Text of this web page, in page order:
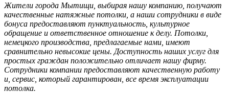
Жители города Мытищи, выбирая нашу компанию, получают
качественные натяжные потолки, а наши сотрудники в виде
бонуса предоставляют пунктуальность, культурное
обращение и ответственное отношение к делу. Потолки,
немецкого производства, предлагаемые нами, имеют
сравнительно невысокие цены. Доступность наших услуг для
простых граждан положительно отличает нашу фирму.
Сотрудники компании предоставляют качественную работу
и, сервис, который гарантирован, все время эксплуатации
потолка.